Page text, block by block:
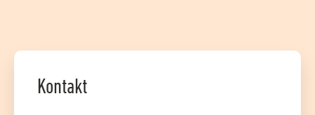
Kontakt